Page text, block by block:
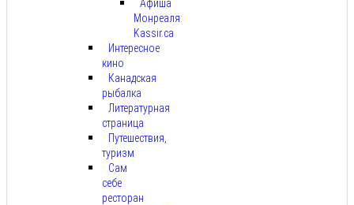
Афиша
Монреаля:
Kassir.ca
Интересное
кино
Канадская
рыбалка
Литературная
страница
Путешествия,
туризм
Сам
себе
ресторан